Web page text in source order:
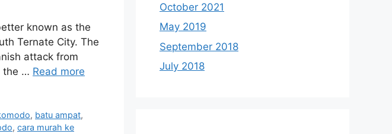
known as the
Ternate City. The
attack from
the … Read more
, batu ampat,
, cara murah ke
October 2021
May 2019
September 2018
July 2018